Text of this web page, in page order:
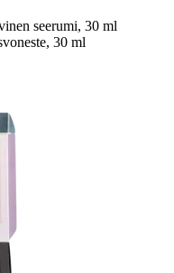
seerumi, 30 ml
30 ml